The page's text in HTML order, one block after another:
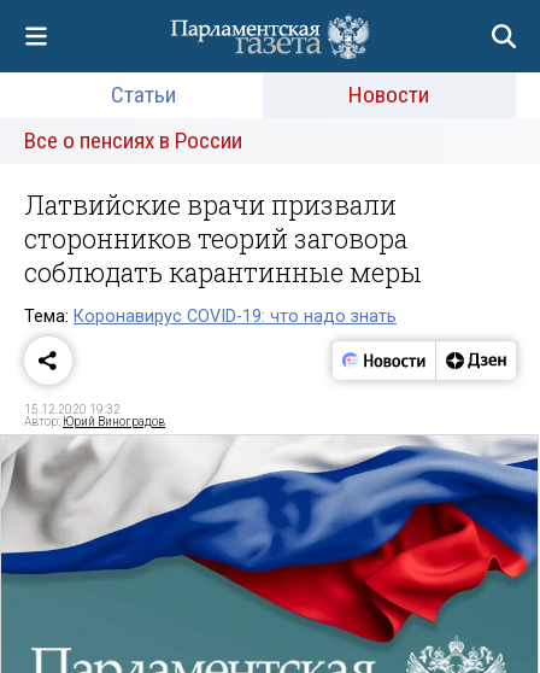
Статьи
Новости
Все о пенсиях в России
Латвийские врачи призвали
сторонников теорий заговора
соблюдать карантинные меры
Тема: Коронавирус COVID-19: что надо знать
15.12.2020 19:32
Автор: Юрий Виноградов